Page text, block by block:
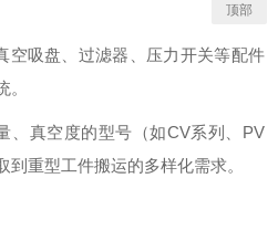
空吸盘、过滤器、压力开关等配件
、真空度的型号（如CV系列、PV
重型工件搬运的多样化需求。
顶部